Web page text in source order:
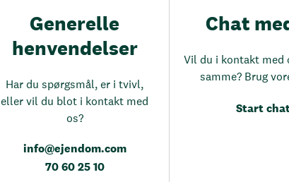
Generelle
henvendelser
Har du spørgsmål, er i tvivl,
eller vil du blot i kontakt med
os?
info@ejendom.com
70 60 25 10
Chat
Vil du i kontakt med
samme? Brug
Start